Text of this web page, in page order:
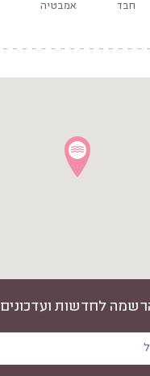
חבד אמבטיה
לחדשות ועדכונים